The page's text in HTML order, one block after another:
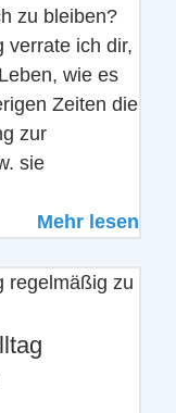
zu bleiben?
verrate ich dir,
wie es
Zeiten die
zur
sie
Mehr lesen